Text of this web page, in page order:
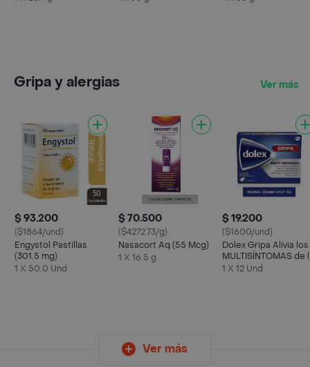
Gripa y alergias Ver más
$ 93.200
($1864/und)
Engystol Pastillas
(301.5 mg)
1 X 50.0 Und
$ 70.500
($4272.73/g)
Nasacort Aq (55 Mcg)
1 X 16.5 g
$ 19.200
($1600/und)
Dolex Gripa Alivia los
MULTISÍNTOMAS de
Gripa X 12 tabs
1 X 12 Und
Ver más